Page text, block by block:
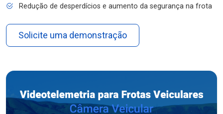
Redução de desperdícios e aumento da segurança na frota
Solicite uma demonstração